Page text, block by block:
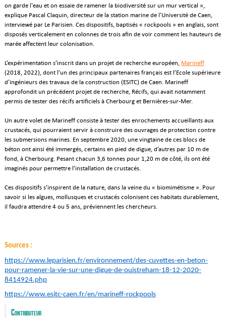
on garde l'eau et on essaie de ramener la biodiversité sur un mur vertical »,
explique Pascal Claquin, directeur de la station marine de l'Université de Caen,
interviewé par Le Parisien. Ces dispositifs, baptisés « rockpools » en anglais, sont
disposés verticalement en colonnes de trois afin de voir comment les hauteurs de
marée affectent leur colonisation.
L’expérimentation s’inscrit dans un projet de recherche européen, Marineff
(2018, 2022), dont l’un des principaux partenaires français est l’Ecole supérieure
d'ingénieurs des travaux de la construction (ESITC) de Caen. Marineff
approfondit un précédent projet de recherche, Récifs, qui avait notamment
permis de tester des récifs artificiels à Cherbourg et Bernières-sur-Mer.
Un autre volet de Marineff consiste à tester des enrochements accueillants aux
crustacés, qui pourraient servir à construire des ouvrages de protection contre
les submersions marines. En septembre 2020, une vingtaine de ces blocs de
béton ont ainsi été immergés, certains en pied de digue, d’autres par 10 m de
fond, à Cherbourg. Pesant chacun 3,6 tonnes pour 1,20 m de côté, ils ont été
imaginés pour permettre l’installation de crustacés.
Ces dispositifs s’inspirent de la nature, dans la veine du « biomimétisme ». Pour
savoir si les algues, mollusques et crustacés colonisent ces habitats durablement,
il faudra attendre 4 ou 5 ans, préviennent les chercheurs.
Sources :
https://www.leparisien.fr/environnement/des-cuvettes-en-beton-
pour-ramener-la-vie-sur-une-digue-de-ouistreham-18-12-2020-
8414924.php
https://www.esitc-caen.fr/en/marineff-rockpools
Contributeur